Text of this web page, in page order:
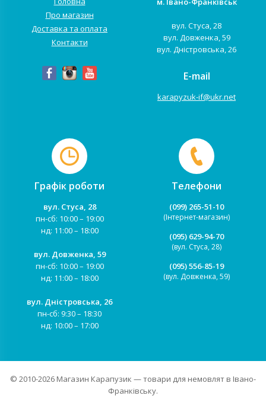
Про магазин
Доставка та оплата
Контакти
вул. Стуса, 28
вул. Довженка, 59
вул. Дністровська, 26
E-mail
karapyzuk-if@ukr.net
Графік роботи
вул. Стуса, 28
пн-сб: 10:00 – 19:00
нд: 11:00 – 18:00
вул. Довженка, 59
пн-сб: 10:00 – 19:00
нд: 11:00 – 18:00
вул. Дністровська, 26
пн-сб: 9:30 – 18:30
нд: 10:00 – 17:00
Телефони
(099) 265-51-10
(Інтернет-магазин)
(095) 629-94-70
(вул. Стуса, 28)
(095) 556-85-19
(вул. Довженка, 59)
© 2010-2026 Магазин Карапузик — товари для немовлят в Івано-
Франківську.